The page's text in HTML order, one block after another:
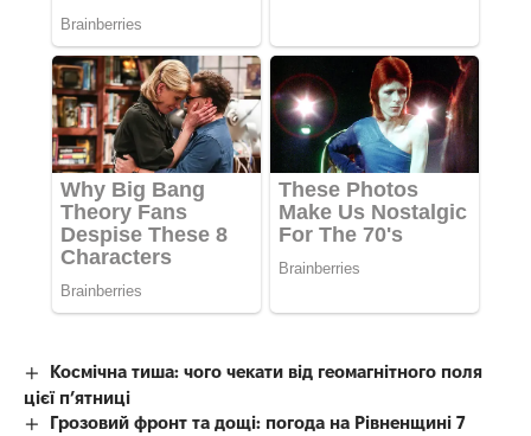
Космічна тиша: чого чекати від геомагнітного поля
цієї п’ятниці
Грозовий фронт та дощі: погода на Рівненщині 7